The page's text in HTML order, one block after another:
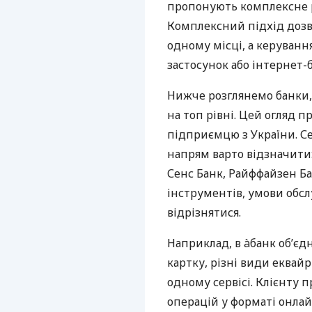
пропонують комплексне
Комплексний підхід
одному місці, а
застосунок або інтернет-
Нижче розглянемо
на топ рівні. Цей огляд
підприємцю з України.
напрям варто
Сенс Банк, Райффайзен
інструментів, умови
відрізнятися.
Наприклад, в àбанк
картку, різні види
одному сервісі. Клієнту
операцій у форматі